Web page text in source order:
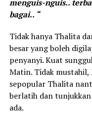
menguis-nguis..
bagai.. “
Tidak hanya Thalita
besar yang boleh
penyanyi. Kuat
Matin. Tidak
sepopular Thalita
berlatih dan tunjukkan
ada.